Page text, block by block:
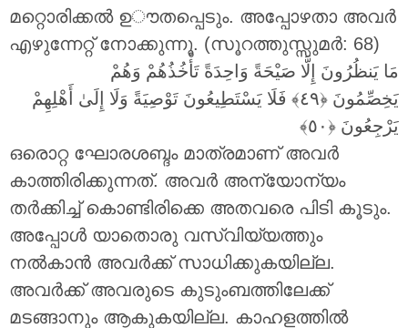
മറ്റൊരിക്കൽ ഉൗതപ്പെടും. അപ്പോഴതാ അവർ
എഴുന്നേറ്റ് നോക്കുന്നു. (സൂറത്തുസ്സുമർ: 68)
مَا يَنظُرُونَ إِلَّا صَيْحَةً وَاحِدَةً تَأْخُذُهُمْ وَهُمْ
يَخِصِّمُونَ
فَلَا يَسْتَطِيعُونَ تَوْصِيَةً وَلَا إِلَىٰ أَهْلِهِمْ
يَرْجِعُونَ
ഒരൊറ്റ ഘോരശബ്ദം മാത്രമാണ് അവർ
കാത്തിരിക്കുന്നത്. അവർ അന്യോന്യം
തർക്കിച്ച് കൊണ്ടിരിക്കെ അതവരെ പിടി കൂടും.
അപ്പോൾ യാതൊരു വസ്വിയ്യത്തും
നൽകാൻ അവർക്ക് സാധിക്കുകയില്ല.
അവർക്ക് അവരുടെ കുടുംബത്തിലേക്ക്
മടങ്ങാനും ആകുകയില്ല. കാഹളത്തിൽ